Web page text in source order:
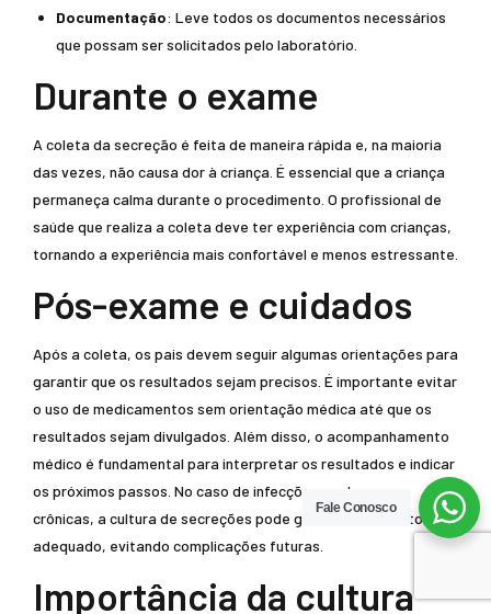
Documentação: Leve todos os documentos necessários
que possam ser solicitados pelo laboratório.
Durante o exame
A coleta da secreção é feita de maneira rápida e, na maioria
das vezes, não causa dor à criança. É essencial que a criança
permaneça calma durante o procedimento. O profissional de
saúde que realiza a coleta deve ter experiência com crianças,
tornando a experiência mais confortável e menos estressante.
Pós-exame e cuidados
Após a coleta, os pais devem seguir algumas orientações para
garantir que os resultados sejam precisos. É importante evitar
o uso de medicamentos sem orientação médica até que os
resultados sejam divulgados. Além disso, o acompanhamento
médico é fundamental para interpretar os resultados e indicar
os próximos passos. No caso de infecções ou doenças
crônicas, a cultura de secreções pode guiar o tratamento
adequado, evitando complicações futuras.
Importância da cultura
Fale Conosco